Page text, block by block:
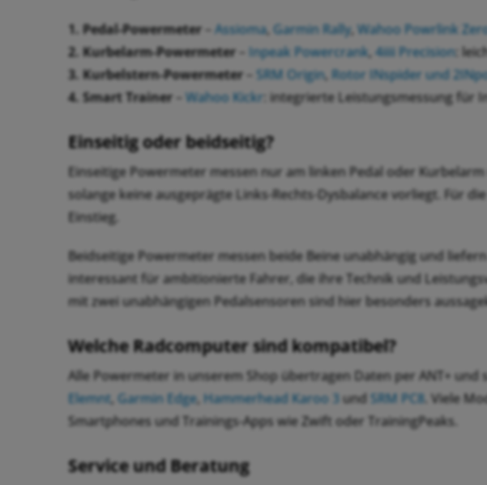
1. Pedal-Powermeter Assioma, Garmin Rally, Wahoo Powrlink
2. Kurbelarm-Powermeter
Inpeak Powercrank, 4iiii Precision:
3. Kurbelstern-Powermeter
SRM Origin, Rotor INspider und
4. Smart Trainer
Wahoo Kickr : integrierte Leistungsmessung für
Einseitig oder beidseitig?
Einseitige Powermeter messen nur am linken Pedal oder
solange keine ausgeprägte Links-Rechts-Dysbalance vorliegt. Für
Einstieg.
Beidseitige Powermeter messen beide Beine unabhängig und
interessant für ambitionierte Fahrer, die ihre Technik und
mit zwei unabhängigen Pedalsensoren sind hier besonders
Welche Radcomputer sind kompatibel?
Alle Powermeter in unserem Shop übertragen Daten per ANT+
Elemnt, Garmin Edge, Hammerhead Karoo 3 und SRM PC8 . Viele
Smartphones und Trainings-Apps wie Zwift oder TrainingPeaks.
Service und Beratung